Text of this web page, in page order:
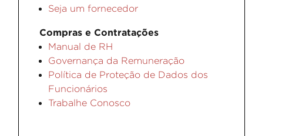
Seja um fornecedor
Compras e Contratações
Manual de RH
Governança da Remuneração
Política de Proteção de Dados dos
Funcionários
Trabalhe Conosco